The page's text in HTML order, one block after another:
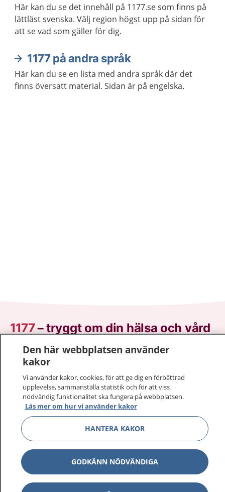
Här kan du se det innehåll på 1177.se som finns på
lättläst svenska. Välj region högst upp på sidan för
att se vad som gäller för dig.
1177 på andra språk
Här kan du se en lista med andra språk där det
finns översatt material. Sidan är på engelska.
1177–tryggt om din hälsa och vård
På 1177.se får du råd om hälsa och information om
sjukdomar och vilka mottagningar du kan kontakta.
Logga in för att läsa din journal och göra dina
vårdärenden. Ring telefonnummer 1177 för
sjukvårdsrådgivning dygnet runt.
1177 ger dig råd när du vill må bättre.
Visa
Den här webbplatsen använder
kakor
Vi använder kakor, cookies, för att ge dig en förbättrad
upplevelse, sammanställa statistik och för att viss
nödvändig funktionalitet ska fungera på webbplatsen.
Läs mer om hur vi använder kakor
HANTERA KAKOR
GODKÄNN NÖDVÄNDIGA